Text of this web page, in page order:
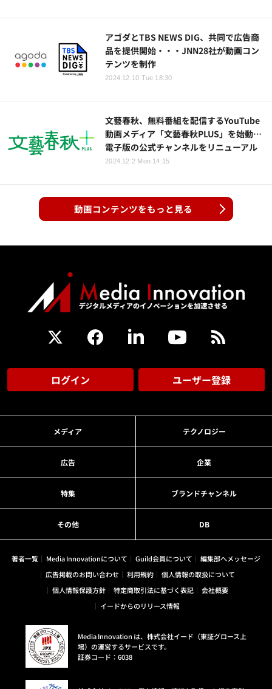
アゴダとTBS NEWS DIG、共同で広告商
品を提供開始・・・JNN28社が動画コン
テンツを制作
2024.12.10 Tue 18:30
文藝春秋、無料番組を配信するYouTube
動画メディア「文藝春秋PLUS」を始動…
電子版の公式チャンネルをリニューアル
2024.12.2 Mon 14:15
動画コンテンツをもっと見る
ログイン ユーザー登録
メディア テクノロジー
広告 企業
特集 ブランドチャンネル
その他 DB
著者一覧 Media Innovationについて Guild会員について
編集部へメッセージ
広告掲載のお問い合わせ
利用規約
個人情報の取扱について
個人情報保護方針
特定商取引法に基づく表記
会社概要
イードからのリリース情報
Media Innovation は、株式会社イード（東証グロース上
場）の運営するサービスです。
証券コード：6038